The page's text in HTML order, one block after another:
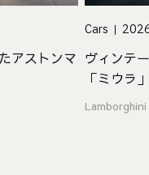
アストンマ
Cars
ヴィンテ
「ミウラ
Lamborghini